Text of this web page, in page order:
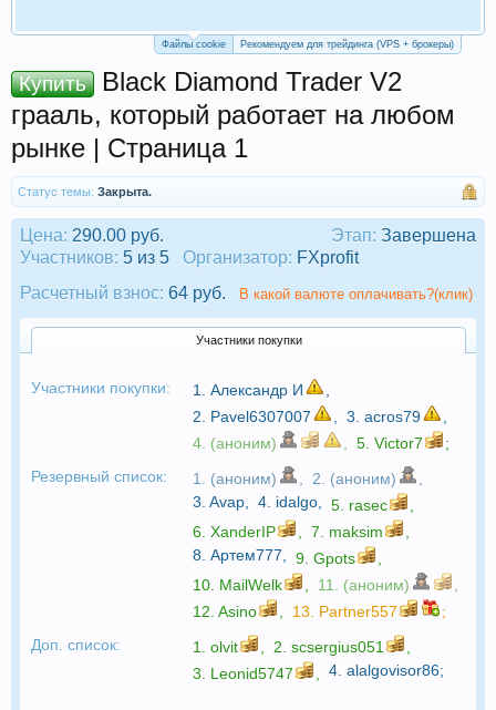
Файлы cookie Рекомендуем для трейдинга (VPS + брокеры)
Купить
Black Diamond Trader V2
грааль, который работает на любом
рынке | Страница 1
Статус темы: Закрыта.
Этап: Завершена
Цена: 290.00 руб.
Участников: 5 из 5 Организатор: FXprofit
Расчетный взнос: 64 руб. В какой валюте оплачивать?(клик)
Участники покупки
Участники покупки: 1. Александр И
2. Pavel6307007 3. acros79
4. (аноним)
5. Victor7
;
Резервный список:
1. (аноним) 2. (аноним)
3. Avap 4. idalgo 5. rasec
6. XanderIP 7. maksim
8. Артем777 9. Gpots
10. MailWelk 11. (аноним)
12. Asino 13. Partner557
;
Доп. список:
1. olvit 2. scsergius051
3. Leonid5747 4. alalgovisor86;